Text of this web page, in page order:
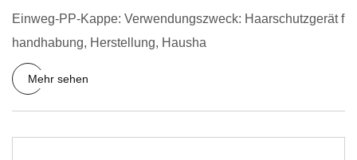
Einweg-PP-Kappe: Verwendungszweck: Haarschutzgerät
handhabung, Herstellung, Hausha
Mehr sehen